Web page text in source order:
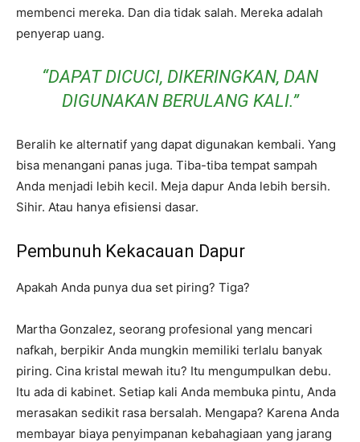
membenci mereka. Dan dia tidak salah. Mereka adalah
penyerap uang.
“DAPAT DICUCI, DIKERINGKAN, DAN
DIGUNAKAN BERULANG KALI.”
Beralih ke alternatif yang dapat digunakan kembali. Yang
bisa menangani panas juga. Tiba-tiba tempat sampah
Anda menjadi lebih kecil. Meja dapur Anda lebih bersih.
Sihir. Atau hanya efisiensi dasar.
Pembunuh Kekacauan Dapur
Apakah Anda punya dua set piring? Tiga?
Martha Gonzalez, seorang profesional yang mencari
nafkah, berpikir Anda mungkin memiliki terlalu banyak
piring. Cina kristal mewah itu? Itu mengumpulkan debu.
Itu ada di kabinet. Setiap kali Anda membuka pintu, Anda
merasakan sedikit rasa bersalah. Mengapa? Karena Anda
membayar biaya penyimpanan kebahagiaan yang jarang